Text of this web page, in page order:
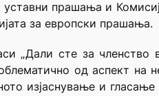
прашања и
за европски прашања.
„Дали сте за
од аспект на
изјаснување и